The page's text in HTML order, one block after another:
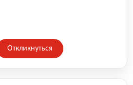
Яндекс. Маркет и
товаров по всей территории
кормов и собственные
Откликнуться